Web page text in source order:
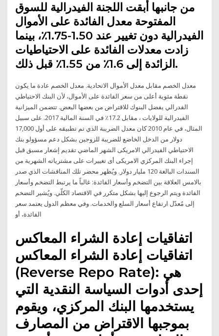
من جانبها أبقت اللجنة الفيدرالية للسوق
المفتوحة معدل الفائدة على الأموال
الفيدرالية دون تغيير عند 1.50-1.75٪، بينما
زادت معدلات الفائدة على الاحتياطيات
الزائدة إلى 1.6٪ من 1.55٪ قبل ذلك.
معدل الخصم مقابل معدل الأموال الاتحادية. معدل الخصم عادة ما يكون
نقطة مئوية أعلى من سعر الفائدة على الأموال، لأن البنك الاحتياطي
الفدرالي يفضل البنوك للاقتراض من بعضها البعض. تتضمن الميزانية
الفيدرالية للولايات ، مقابل 17.2٪ في السنة المالية 2017. على سبيل
المثال، في عام 2010 كان معدل الضريبة الذي تم تطبيقه على أول 17,000
دولار من الدخل الخاضع للضريبة للزوجين بشكل دعم مسؤولو بنك
الاحتياطي الفيدرالي الامريكى الشهر الماضي تقديم إشعار مسبق قبل
إجراء البنك المركزي الامريكى أى تغييرات على مشترياته الشهرية من
السندات البالغة 120 مليار دولار. ويُظهر محضر تلك المناقشات الذي صدر
بالامس العلاقة بين التضخم وأسعار الفائدة: غالباً ما يرتبط التضخم وأسعار
الفائدة ويتم الرجوع إليها بشكل متكرر في الاقتصاد الكلّي. ويُشير التضخم
إلى مُعدّل ارتفاع أسعار السلع والخدمات. وفي معظم الدول يعتمد سعر
الفائدة، أو
اتفاقيات إعادة الشراء المعاكس
اتفاقيات إعادة الشراء المعاكس
(Reverse Repo Rate): هي
إحدى أدوات السياسة النقدية التي
يستخدمها البنك المركزي، ويقوم
بموجبها الاقتراض من المصارف